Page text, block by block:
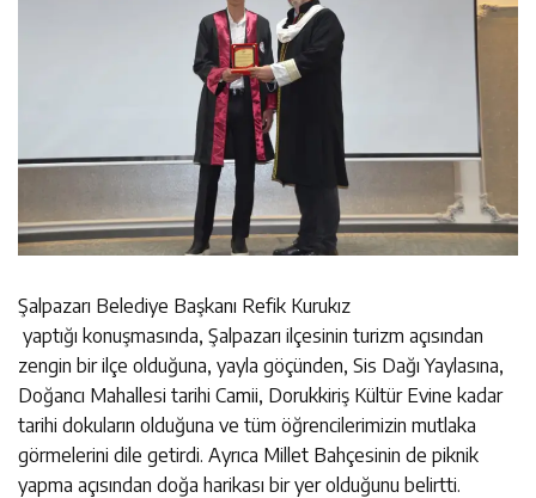
Şalpazarı Belediye Başkanı Refik Kurukız
yaptığı konuşmasında, Şalpazarı ilçesinin turizm açısından
zengin bir ilçe olduğuna, yayla göçünden, Sis Dağı Yaylasına,
Doğancı Mahallesi tarihi Camii, Dorukkiriş Kültür Evine kadar
tarihi dokuların olduğuna ve tüm öğrencilerimizin mutlaka
görmelerini dile getirdi. Ayrıca Millet Bahçesinin de piknik
yapma açısından doğa harikası bir yer olduğunu belirtti.